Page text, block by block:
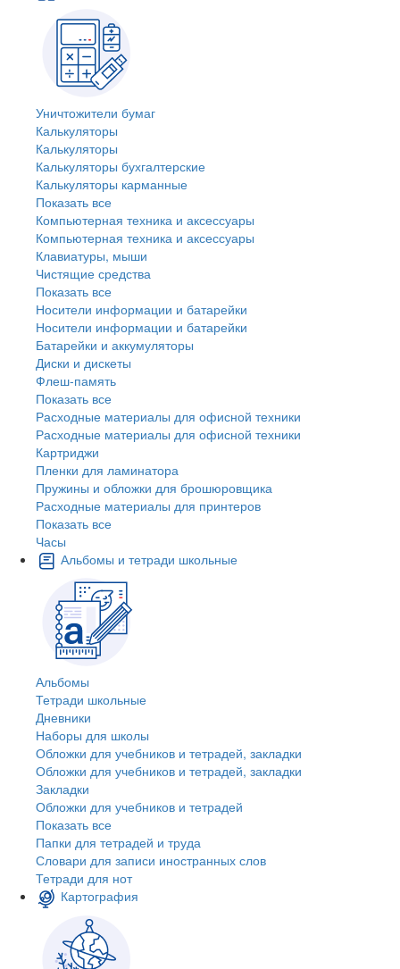
Уничтожители бумаг
Калькуляторы
Калькуляторы
Калькуляторы бухгалтерские
Калькуляторы карманные
Показать все
Компьютерная техника и аксессуары
Компьютерная техника и аксессуары
Клавиатуры, мыши
Чистящие средства
Показать все
Носители информации и батарейки
Носители информации и батарейки
Батарейки и аккумуляторы
Диски и дискеты
Флеш-память
Показать все
Расходные материалы для офисной техники
Расходные материалы для офисной техники
Картриджи
Пленки для ламинатора
Пружины и обложки для брошюровщика
Расходные материалы для принтеров
Показать все
Часы
Альбомы и тетради школьные
Альбомы
Тетради школьные
Дневники
Наборы для школы
Обложки для учебников и тетрадей, закладки
Обложки для учебников и тетрадей, закладки
Закладки
Обложки для учебников и тетрадей
Показать все
Папки для тетрадей и труда
Словари для записи иностранных слов
Тетради для нот
Картография